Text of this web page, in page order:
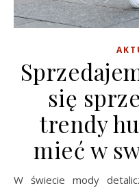
się
trendy
mieć w
W świecie mody detalicznej kluczem do sukcesu jest